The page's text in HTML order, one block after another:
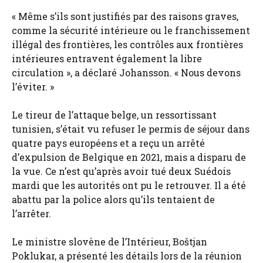
« Même s’ils sont justifiés par des raisons graves,
comme la sécurité intérieure ou le franchissement
illégal des frontières, les contrôles aux frontières
intérieures entravent également la libre
circulation », a déclaré Johansson. « Nous devons
l’éviter. »
Le tireur de l’attaque belge, un ressortissant
tunisien, s’était vu refuser le permis de séjour dans
quatre pays européens et a reçu un arrêté
d’expulsion de Belgique en 2021, mais a disparu de
la vue. Ce n’est qu’après avoir tué deux Suédois
mardi que les autorités ont pu le retrouver. Il a été
abattu par la police alors qu’ils tentaient de
l’arrêter.
Le ministre slovène de l’Intérieur, Boštjan
Poklukar, a présenté les détails lors de la réunion